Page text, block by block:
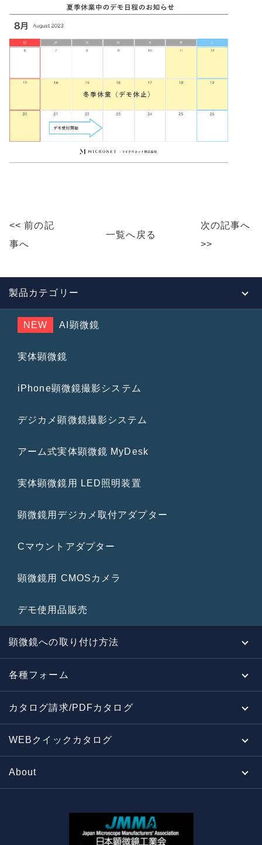
<< 前の記
事へ
一覧へ戻る
次の記事へ
>>
製品カテゴリー
NEW AI顕微鏡
実体顕微鏡
iPhone顕微鏡撮影システム
デジカメ顕微鏡撮影システム
アーム式実体顕微鏡 MyDesk
実体顕微鏡用 LED照明装置
顕微鏡用デジカメ取付アダプター
Cマウントアダプター
顕微鏡用 CMOSカメラ
デモ使用品販売
顕微鏡への取り付け方法
各種フォーム
カタログ請求/PDFカタログ
WEBクイックカタログ
About